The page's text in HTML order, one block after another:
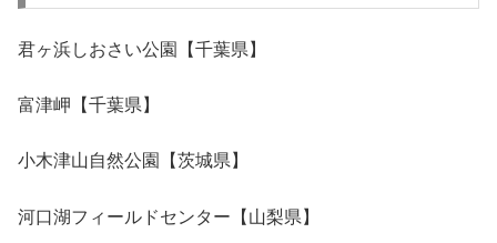
君ヶ浜しおさい公園【千葉県】
富津岬【千葉県】
小木津山自然公園【茨城県】
河口湖フィールドセンター【山梨県】